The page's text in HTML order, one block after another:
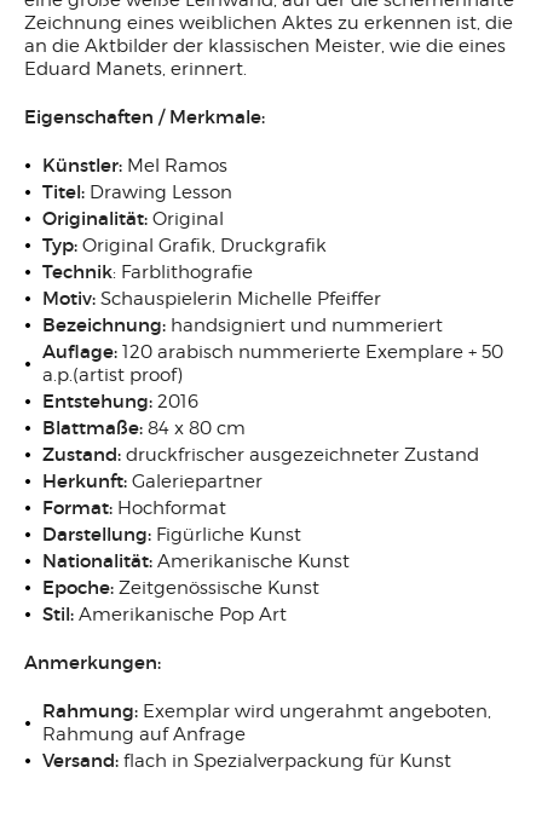
Zeichnung eines weiblichen Aktes zu erkennen ist, die
an die Aktbilder der klassischen Meister, wie die eines
Eduard Manets, erinnert.
Eigenschaften / Merkmale:
Künstler: Mel Ramos
Titel: Drawing Lesson
Originalität: Original
Typ: Original Grafik, Druckgrafik
Technik: Farblithografie
Motiv: Schauspielerin Michelle Pfeiffer
Bezeichnung: handsigniert und nummeriert
Auflage: 120 arabisch nummerierte Exemplare + 50
a.p.(artist proof)
Entstehung: 2016
Blattmaße: 84 x 80 cm
Zustand: druckfrischer ausgezeichneter Zustand
Herkunft: Galeriepartner
Format: Hochformat
Darstellung: Figürliche Kunst
Nationalität: Amerikanische Kunst
Epoche: Zeitgenössische Kunst
Stil: Amerikanische Pop Art
Anmerkungen:
Rahmung: Exemplar wird ungerahmt angeboten,
Rahmung auf Anfrage
Versand: flach in Spezialverpackung für Kunst